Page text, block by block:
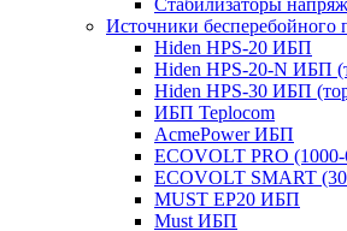
Стабилизаторы
Источники
Hiden HPS-20 ИБП
Hiden HPS-20-N ИБП
Hiden HPS-30 ИБП
ИБП Teplocom
AcmePower ИБП
ECOVOLT PRO
ECOVOLT SMART
MUST EP20 ИБП
Must ИБП